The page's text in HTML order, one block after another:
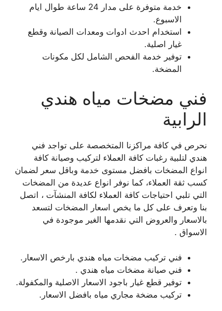
خدمة متوفرة على مدار 24 ساعة طوال ايام
الاسبوع.
استخدام احدث ادوات ومعدات الصيانة وقطع
غيار اصلية.
توفير خدمة الفحص الشامل لكل مكونات
المضخة.
فني مضخات مياه هندي
الرابية
نحرص في كافة مراكزنا المتخصصة على تواجد فني
هندي لتلبية رغبات كافة العملاء لتركيب وصيانة كافة
انواع المضخات بافضل مستوى خدمة وباقل سعر لضمان
كسب ثقة العملاء، كما نوفر انواع عديدة من المضخات
التي تلبي احتياجات كافة العملاء لكافة المنشآت ، اتصل
بنا وتعرف على كل ما يخص اسعار المضخات لتسعد
بالاسعار والعروض التي نقدمها الغير موجودة في
الاسواق .
فني تركيب مضخات مياه هندي بارخص الاسعار.
فني صيانة مضخات مياه هندي .
توفير قطع غيار باجود الاسعار الاصلية والمكفولة.
تركيب مضخة مجاري مياه بافضل الاسعار.